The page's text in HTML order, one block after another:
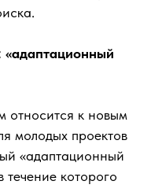
относится к новым
молодых проектов
«адаптационный
которого